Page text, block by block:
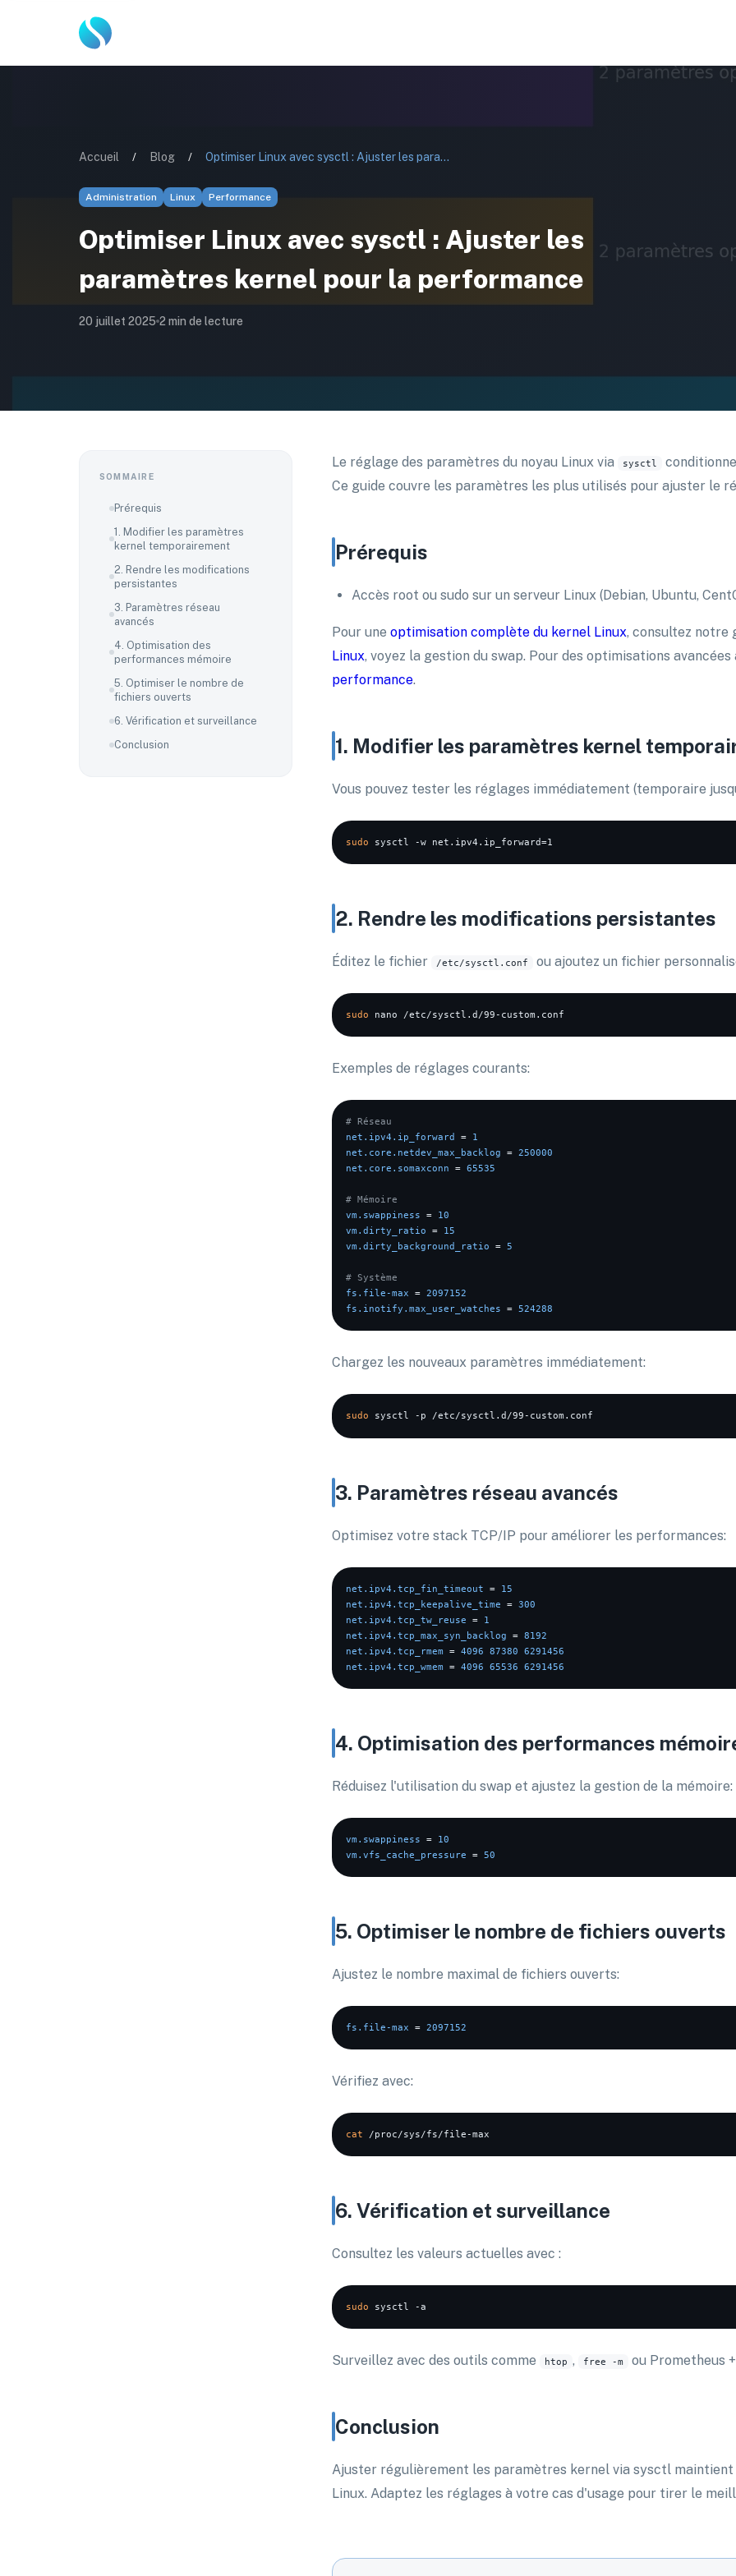
Accueil / Blog / Optimiser Linux avec sysctl : Ajuster les paramètres kernel pour la performance
Administration Linux Performance
Optimiser Linux avec sysctl : Ajuster les
paramètres kernel pour la performance
20 juillet 2025 2 min de lecture
SOMMAIRE
Prérequis
1. Modifier les paramètres
kernel temporairement
2. Rendre les modifications
persistantes
3. Paramètres réseau
avancés
4. Optimisation des
performances mémoire
5. Optimiser le nombre de
fichiers ouverts
6. Vérification et surveillance
Conclusion
Le réglage des paramètres du noyau Linux via sysctl
Ce guide couvre les paramètres les plus utilisés pour ajuster le
Prérequis
Accès root ou sudo sur un serveur Linux (Debian, Ubuntu,
Pour une optimisation complète du kernel Linux, consultez notre
Linux, voyez la gestion du swap. Pour des optimisations
performance.
1. Modifier les paramètres kernel
Vous pouvez tester les réglages immédiatement (temporaire
sudo
2. Rendre les modifications persistantes
Éditez le fichier /etc/sysctl.conf ou ajoutez un fichier
sudo
Exemples de réglages courants:
# Réseau
net.ipv4.ip_forward
= 1
net.core.netdev_max_backlog = 250000
net.core.somaxconn = 65535
# Mémoire
vm.swappiness = 10
vm.dirty_ratio = 15
vm.dirty_background_ratio = 5
# Système
fs.file-max = 2097152
fs.inotify.max_user_watches = 524288
Chargez les nouveaux paramètres immédiatement:
sudo
3. Paramètres réseau avancés
Optimisez votre stack TCP/IP pour améliorer les performances:
net.ipv4.tcp_fin_timeout = 15
net.ipv4.tcp_keepalive_time = 300
net.ipv4.tcp_tw_reuse = 1
net.ipv4.tcp_max_syn_backlog = 8192
net.ipv4.tcp_rmem = 4096 87380 6291456
net.ipv4.tcp_wmem = 4096 65536 6291456
4. Optimisation des performances
Réduisez l'utilisation du swap et ajustez la gestion de la mémoire:
vm.swappiness = 10
vm.vfs_cache_pressure = 50
5. Optimiser le nombre de fichiers ouverts
Ajustez le nombre maximal de fichiers ouverts:
fs.file-max = 2097152
Vérifiez avec:
cat
6. Vérification et surveillance
Consultez les valeurs actuelles avec :
sudo
Surveillez avec des outils comme htop , free -m ou Prometheus
Conclusion
Ajuster régulièrement les paramètres kernel via sysctl
Linux. Adaptez les réglages à votre cas d'usage pour tirer le